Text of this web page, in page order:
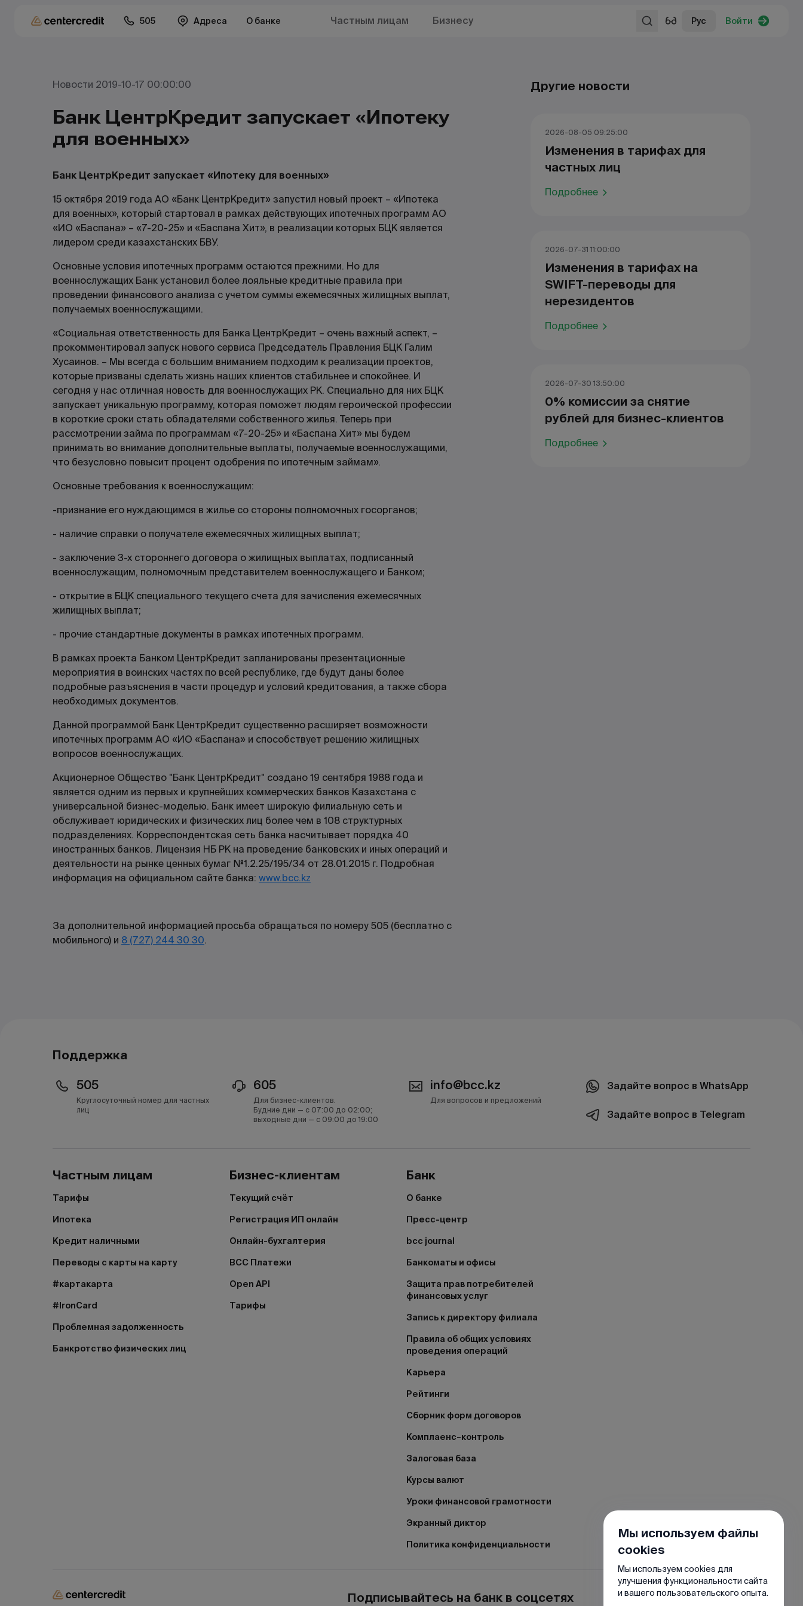
505 Адреса О банке Частным лицам Бизнесу Рус Войти
Новости 2019-10-17 00:00:00
Банк ЦентрКредит запускает «Ипотеку
для военных»
Банк ЦентрКредит запускает «Ипотеку для военных»
15 октября 2019 года АО «Банк ЦентрКредит» запустил новый проект – «Ипотека
для военных», который стартовал в рамках действующих ипотечных программ АО
«ИО «Баспана» – «7-20-25» и «Баспана Хит», в реализации которых БЦК является
лидером среди казахстанских БВУ.
Основные условия ипотечных программ остаются прежними. Но для
военнослужащих Банк установил более лояльные кредитные правила при
проведении финансового анализа с учетом суммы ежемесячных жилищных выплат,
получаемых военнослужащими.
«Социальная ответственность для Банка ЦентрКредит – очень важный аспект, –
прокомментировал запуск нового сервиса Председатель Правления БЦК Галим
Хусаинов. – Мы всегда с большим вниманием подходим к реализации проектов,
которые призваны сделать жизнь наших клиентов стабильнее и спокойнее. И
сегодня у нас отличная новость для военнослужащих РК. Специально для них БЦК
запускает уникальную программу, которая поможет людям героической профессии
в короткие сроки стать обладателями собственного жилья. Теперь при
рассмотрении займа по программам «7-20-25» и «Баспана Хит» мы будем
принимать во внимание дополнительные выплаты, получаемые военнослужащими,
что безусловно повысит процент одобрения по ипотечным займам».
Основные требования к военнослужащим:
-признание его нуждающимся в жилье со стороны полномочных госорганов;
- наличие справки о получателе ежемесячных жилищных выплат;
- заключение 3-х стороннего договора о жилищных выплатах, подписанный
военнослужащим, полномочным представителем военнослужащего и Банком;
- открытие в БЦК специального текущего счета для зачисления ежемесячных
жилищных выплат;
- прочие стандартные документы в рамках ипотечных программ.
В рамках проекта Банком ЦентрКредит запланированы презентационные
мероприятия в воинских частях по всей республике, где будут даны более
подробные разъяснения в части процедур и условий кредитования, а также сбора
необходимых документов.
Данной программой Банк ЦентрКредит существенно расширяет возможности
ипотечных программ АО «ИО «Баспана» и способствует решению жилищных
вопросов военнослужащих.
Акционерное Общество "Банк ЦентрКредит" создано 19 сентября 1988 года и
является одним из первых и крупнейших коммерческих банков Казахстана с
универсальной бизнес-моделью. Банк имеет широкую филиальную сеть и
обслуживает юридических и физических лиц более чем в 108 структурных
подразделениях. Корреспондентская сеть банка насчитывает порядка 40
иностранных банков. Лицензия НБ РК на проведение банковских и иных операций и
деятельности на рынке ценных бумаг №1.2.25/195/34 от 28.01.2015 г. Подробная
информация на официальном сайте банка: www.bcc.kz
За дополнительной информацией просьба обращаться по номеру 505 (бесплатно с
мобильного) и 8 (727) 244 30 30.
Другие новости
2026-08-05 09:25:00
Изменения в тарифах для
частных лиц
Подробнее
2026-07-31 11:00:00
Изменения в тарифах на
SWIFT-переводы для
нерезидентов
Подробнее
2026-07-30 13:50:00
0% комиссии за снятие
рублей для бизнес-клиентов
Подробнее
Поддержка
505
Круглосуточный номер для частных
лиц
605
Для бизнес-клиентов.
Будние дни — с 07:00 до 02:00;
выходные дни — с 09:00 до 19:00
info@bcc.kz
Для вопросов и предложений
Задайте вопрос в WhatsApp
Задайте вопрос в Telegram
Частным лицам
Тарифы
Ипотека
Кредит наличными
Переводы с карты на карту
#картакарта
#IronCard
Проблемная задолженность
Банкротство физических лиц
Бизнес-клиентам
Текущий счёт
Регистрация ИП онлайн
Онлайн-бухгалтерия
BCC Платежи
Open API
Тарифы
Банк
О банке
Пресс-центр
bcc journal
Банкоматы и офисы
Защита прав потребителей
финансовых услуг
Запись к директору филиала
Правила об общих условиях
проведения операций
Карьера
Рейтинги
Сборник форм договоров
Комплаенс–контроль
Залоговая база
Курсы валют
Уроки финансовой грамотности
Экранный диктор
Политика конфиденциальности
Подписывайтесь на банк в соцсетях
Мы используем файлы
cookies
Мы используем cookies для
улучшения функциональности сайта
и вашего пользовательского опыта.